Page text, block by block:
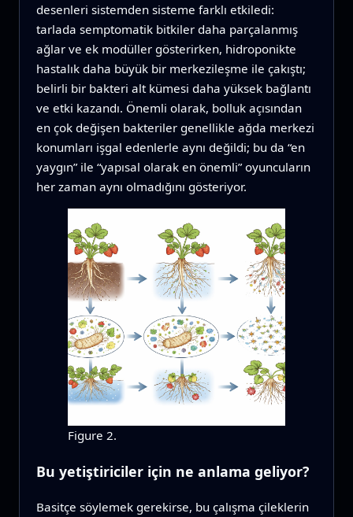
desenleri sistemden sisteme farklı etkiledi:
tarlada semptomatik bitkiler daha parçalanmış
ağlar ve ek modüller gösterirken, hidroponikte
hastalık daha büyük bir merkezileşme ile çakıştı;
belirli bir bakteri alt kümesi daha yüksek bağlantı
ve etki kazandı. Önemli olarak, bolluk açısından
en çok değişen bakteriler genellikle ağda merkezi
konumları işgal edenlerle aynı değildi; bu da “en
yaygın” ile “yapısal olarak en önemli” oyuncuların
her zaman aynı olmadığını gösteriyor.
Figure 2.
Bu yetiştiriciler için ne anlama geliyor?
Basitçe söylemek gerekirse, bu çalışma çileklerin